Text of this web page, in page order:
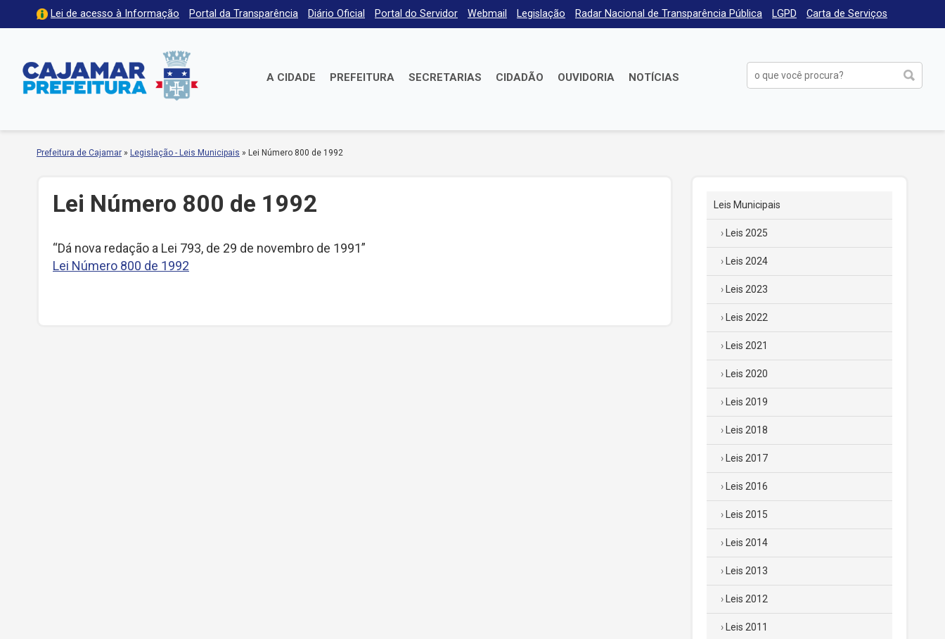
Lei de acesso à Informação Portal da Transparência Diário Oficial Portal do Servidor Webmail Legislação Radar Nacional de Transparência Pública LGPD Carta de Serviços
A CIDADE PREFEITURA SECRETARIAS CIDADÃO OUVIDORIA NOTÍCIAS
Prefeitura de Cajamar » Legislação - Leis Municipais » Lei Número 800 de 1992
Lei Número 800 de 1992
“Dá nova redação a Lei 793, de 29 de novembro de 1991”
Lei Número 800 de 1992
Leis Municipais
Leis 2025
Leis 2024
Leis 2023
Leis 2022
Leis 2021
Leis 2020
Leis 2019
Leis 2018
Leis 2017
Leis 2016
Leis 2015
Leis 2014
Leis 2013
Leis 2012
Leis 2011